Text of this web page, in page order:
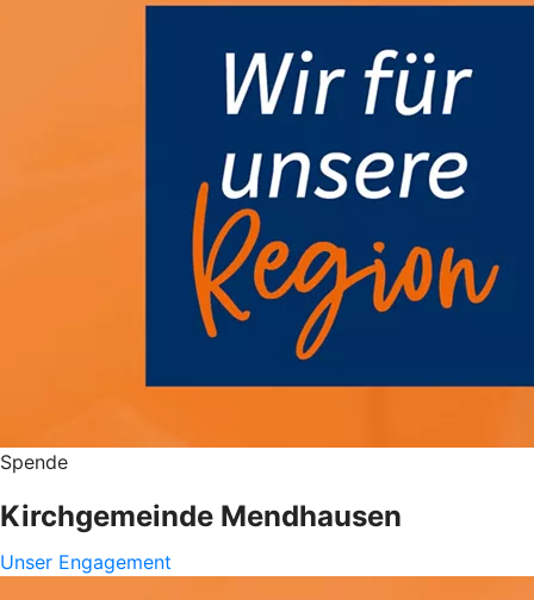
Spende
Kirchgemeinde Mendhausen
Unser Engagement